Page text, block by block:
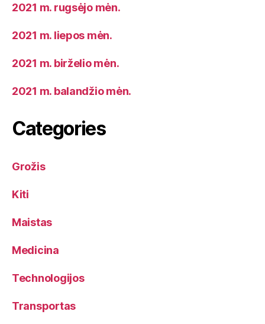
2021 m. rugsėjo mėn.
2021 m. liepos mėn.
2021 m. birželio mėn.
2021 m. balandžio mėn.
Categories
Grožis
Kiti
Maistas
Medicina
Technologijos
Transportas